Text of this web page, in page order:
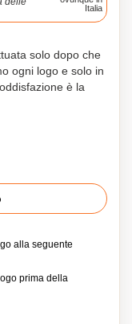
Italia
solo dopo che
ogni logo e solo in
è la
alla seguente
prima della